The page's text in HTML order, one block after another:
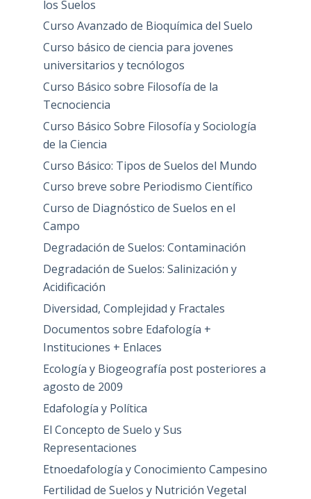
los Suelos
Curso Avanzado de Bioquímica del Suelo
Curso básico de ciencia para jovenes
universitarios y tecnólogos
Curso Básico sobre Filosofía de la
Tecnociencia
Curso Básico Sobre Filosofía y Sociología
de la Ciencia
Curso Básico: Tipos de Suelos del Mundo
Curso breve sobre Periodismo Científico
Curso de Diagnóstico de Suelos en el
Campo
Degradación de Suelos: Contaminación
Degradación de Suelos: Salinización y
Acidificación
Diversidad, Complejidad y Fractales
Documentos sobre Edafología +
Instituciones + Enlaces
Ecología y Biogeografía post posteriores a
agosto de 2009
Edafología y Política
El Concepto de Suelo y Sus
Representaciones
Etnoedafología y Conocimiento Campesino
Fertilidad de Suelos y Nutrición Vegetal